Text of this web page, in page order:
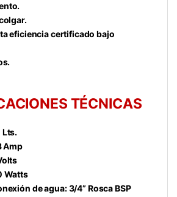
eficiencia certificado bajo
TÉCNICAS
Lts.
Amp
Watts
de agua: 3/4” Rosca BSP